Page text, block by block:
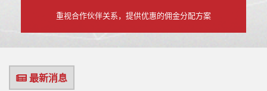
重视合作伙伴关系，提供优惠的佣金分配方案
最新消息